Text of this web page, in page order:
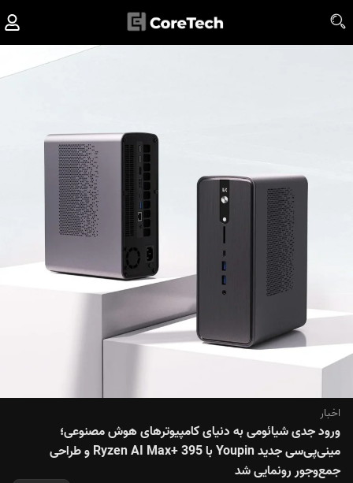
اخبار
ورود جدی شیائومی به دنیای کامپیوترهای هوش مصنوعی؛
مینی‌پی‌سی جدید Youpin با Ryzen AI Max+ 395 و طراحی
جمع‌وجور رونمایی شد